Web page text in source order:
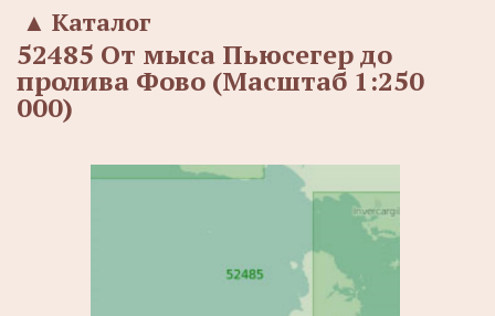
Каталог
▲
52485 От мыса Пьюсегер до
пролива Фово (Масштаб 1:250
000)